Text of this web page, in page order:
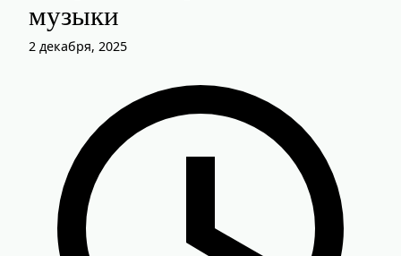
музыки
2 декабря, 2025